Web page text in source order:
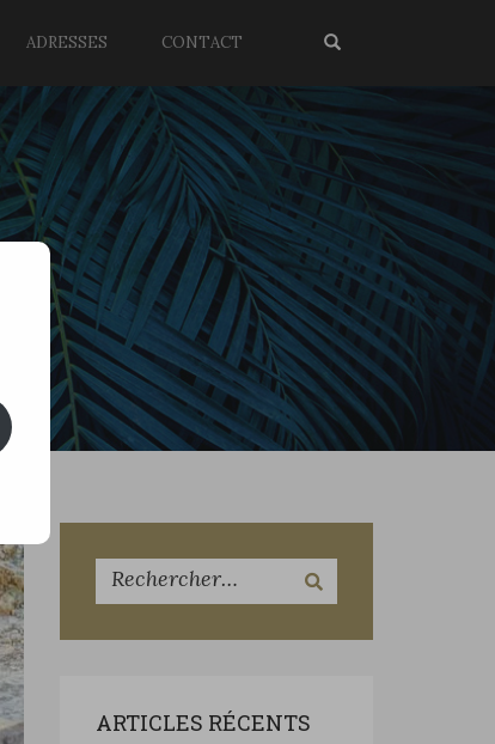
ADRESSES CONTACT
ARTICLES RÉCENTS